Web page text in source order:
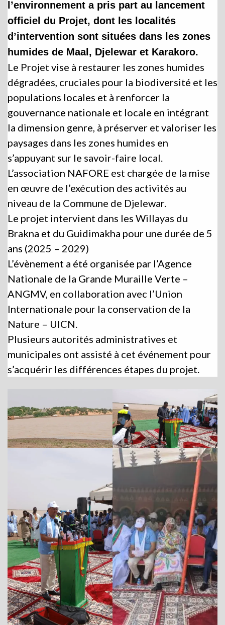
l’environnement a pris part au lancement
officiel du Projet, dont les localités
d’intervention sont situées dans les zones
humides de Maal, Djelewar et Karakoro.
Le Projet vise à restaurer les zones humides
dégradées, cruciales pour la biodiversité et les
populations locales et à renforcer la
gouvernance nationale et locale en intégrant
la dimension genre, à préserver et valoriser les
paysages dans les zones humides en
s’appuyant sur le savoir-faire local.
L’association NAFORE est chargée de la mise
en œuvre de l’exécution des activités au
niveau de la Commune de Djelewar.
Le projet intervient dans les Willayas du
Brakna et du Guidimakha pour une durée de 5
ans (2025 – 2029)
L’évènement a été organisée par l’Agence
Nationale de la Grande Muraille Verte –
ANGMV, en collaboration avec l’Union
Internationale pour la conservation de la
Nature – UICN.
Plusieurs autorités administratives et
municipales ont assisté à cet événement pour
s’acquérir les différences étapes du projet.